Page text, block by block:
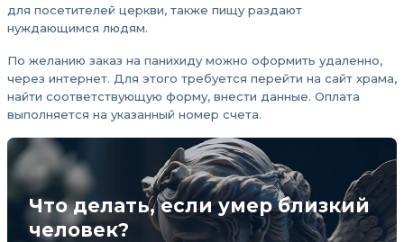
для посетителей церкви, также пищу раздают
нуждающимся людям.
По желанию заказ на панихиду можно оформить удаленно,
через интернет. Для этого требуется перейти на сайт храма,
найти соответствующую форму, внести данные. Оплата
выполняется на указанный номер счета.
Что делать, если умер близкий
человек?